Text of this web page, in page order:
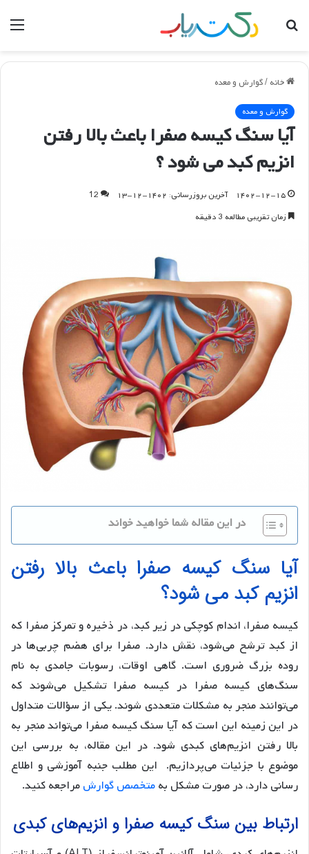
جستجو
خانه /گوارش و معده
گوارش و معده
آیا سنگ کیسه صفرا باعث بالا رفتن
انزیم کبد می شود ؟
۱۴۰۲-۱۲-۱۵ آخرین بروزرسانی: ۱۴۰۲-۱۲-۱۳
12
زمان تقریبی مطالعه 3 دقیقه
در این مقاله شما خواهید خواند
آیا سنگ کیسه صفرا باعث بالا رفتن
انزیم کبد می شود؟
کیسه صفرا، اندام کوچکی در زیر کبد، در ذخیره و تمرکز صفرا که
از کبد ترشح می‌شود، نقش دارد. صفرا برای هضم چربی‌ها در
روده بزرگ ضروری است. گاهی اوقات، رسوبات جامدی به نام
سنگ‌های کیسه صفرا در کیسه صفرا تشکیل می‌شوند که
می‌توانند منجر به مشکلات متعددی شوند. یکی از سؤالات متداول
در این زمینه این است که آیا سنگ کیسه صفرا می‌تواند منجر به
بالا رفتن انزیم‌های کبدی شود. در این مقاله، به بررسی این
موضوع با جزئیات می‌پردازیم. این مطلب جنبه آموزشی و اطلاع
رسانی دارد، در صورت مشکل بهمتخصص گوارشمراجعه کنید.
ارتباط بین سنگ کیسه صفرا و انزیم‌های کبدی